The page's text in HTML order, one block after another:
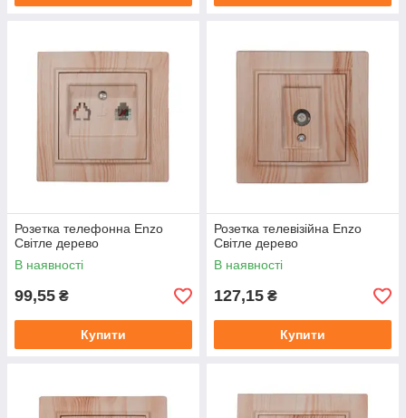
Розетка телефонна Enzo
Світле дерево
В наявності
99,55 ₴
Купити
Розетка телевізійна Enzo
Світле дерево
В наявності
127,15 ₴
Купити